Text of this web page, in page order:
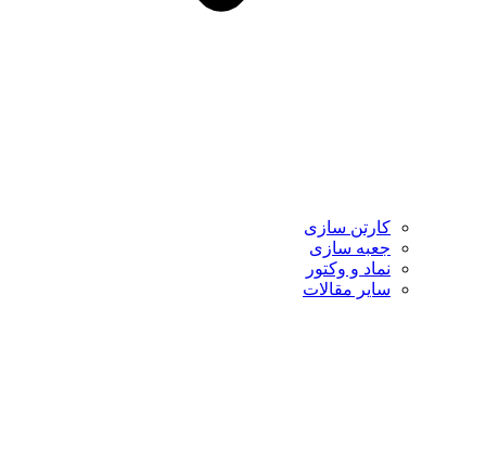
کارتن سازی
جعبه سازی
نماد و وکتور
سایر مقالات